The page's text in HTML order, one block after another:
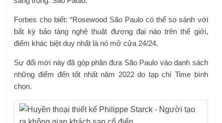
Forbes cho biết: “Rosewood São Paulo có thể so sánh với
bất kỳ bảo tàng nghệ thuật đương đại nào trên thế giới,
điểm khác biệt duy nhất là nó mở cửa 24/24.
Sự đổi mới này đã góp phần đưa São Paulo vào danh sách
những điểm đến tốt nhất năm 2022 do tạp chí Time bình
chọn.